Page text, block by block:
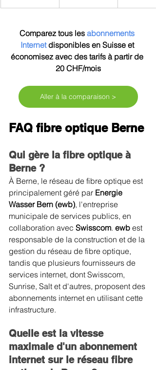
Comparez tous les abonnements
Internet disponibles en Suisse et
économisez avec des tarifs à partir de
20 CHF/mois
Aller à la comparaison >
FAQ fibre optique Berne
Qui gère la fibre optique à
Berne ?
À Berne, le réseau de fibre optique est
principalement géré par Energie
Wasser Bern (ewb), l'entreprise
municipale de services publics, en
collaboration avec Swisscom. ewb est
responsable de la construction et de la
gestion du réseau de fibre optique,
tandis que plusieurs fournisseurs de
services internet, dont Swisscom,
Sunrise, Salt et d'autres, proposent des
abonnements internet en utilisant cette
infrastructure.
Quelle est la vitesse
maximale d'un abonnement
internet sur le réseau fibre